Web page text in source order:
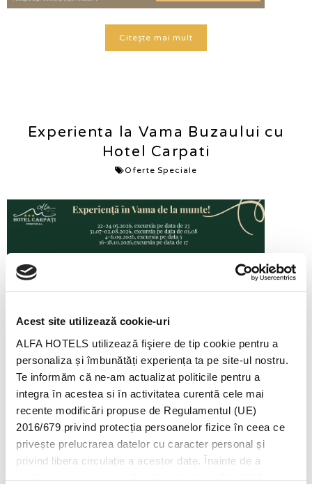
Acest site utilizează cookie-uri
ALFA HOTELS utilizează fişiere de tip cookie pentru a
personaliza și îmbunătăți experiența ta pe site-ul nostru.
Te informăm că ne-am actualizat politicile pentru a
integra în acestea si în activitatea curentă cele mai
recente modificări propuse de Regulamentul (UE)
2016/679 privind protecția persoanelor fizice în ceea ce
privește prelucrarea datelor cu caracter personal și
privind libera circulație a acestor date. Înainte de a
continua navigarea pe site-ul nostru te rugăm să aloci
Citește mai mult
Experienta la Vama Buzaului cu
Hotel Carpati
Oferte Speciale
Citește mai mult